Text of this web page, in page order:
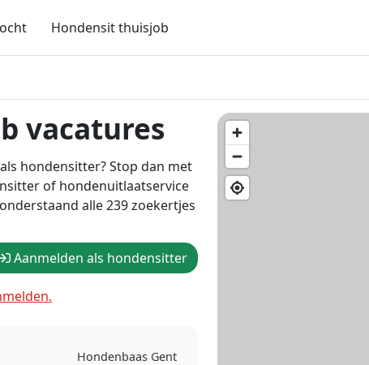
Hondensit thuisjob
vacatures
hondensitter? Stop dan met
of hondenuitlaatservice
alle 239 zoekertjes
Aanmelden als hondensitter
Hondenbaas Gent